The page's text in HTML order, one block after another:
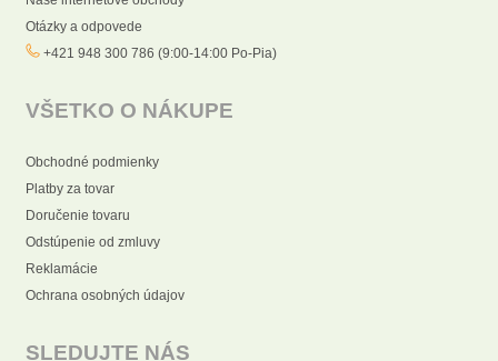
Otázky a odpovede
+421 948 300 786 (9:00-14:00 Po-Pia)
VŠETKO O NÁKUPE
Obchodné podmienky
Platby za tovar
Doručenie tovaru
Odstúpenie od zmluvy
Reklamácie
Ochrana osobných údajov
SLEDUJTE NÁS